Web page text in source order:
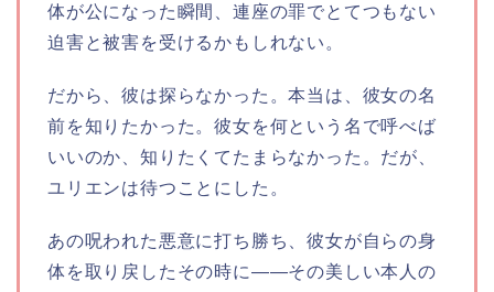
体が公になった瞬間、連座の罪でとてつもない
迫害と被害を受けるかもしれない。
だから、彼は探らなかった。本当は、彼女の名
前を知りたかった。彼女を何という名で呼べば
いいのか、知りたくてたまらなかった。だが、
ユリエンは待つことにした。
あの呪われた悪意に打ち勝ち、彼女が自らの身
体を取り戻したその時に――その美しい本人の